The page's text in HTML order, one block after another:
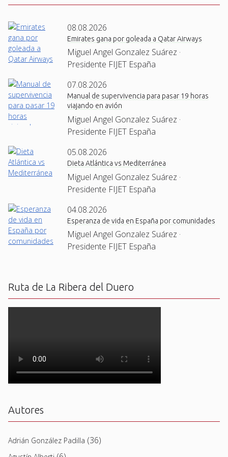
08.08.2026
Emirates gana por goleada a Qatar Airways
Miguel Angel Gonzalez Suárez ·
Presidente FIJET España
07.08.2026
Manual de supervivencia para pasar 19 horas
viajando en avión
Miguel Angel Gonzalez Suárez ·
Presidente FIJET España
05.08.2026
Dieta Atlántica vs Mediterránea
Miguel Angel Gonzalez Suárez ·
Presidente FIJET España
04.08.2026
Esperanza de vida en España por comunidades
Miguel Angel Gonzalez Suárez ·
Presidente FIJET España
Ruta de La Ribera del Duero
Autores
Adrián González Padilla (36)